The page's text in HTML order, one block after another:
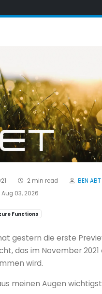
2 min read
BEN ABT
03, 2026
Functions
gestern die erste
das im November 2021
wird.
meinen Augen